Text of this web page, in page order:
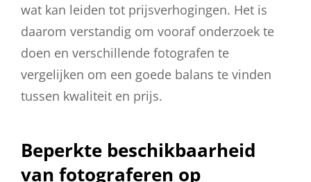
wat kan leiden tot prijsverhogingen. Het is
daarom verstandig om vooraf onderzoek te
doen en verschillende fotografen te
vergelijken om een goede balans te vinden
tussen kwaliteit en prijs.
Beperkte beschikbaarheid
van fotograferen op